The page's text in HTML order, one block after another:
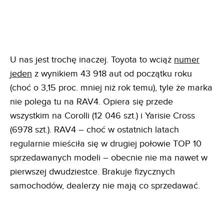
U nas jest trochę inaczej. Toyota to wciąż numer
jeden z wynikiem 43 918 aut od początku roku
(choć o 3,15 proc. mniej niż rok temu), tyle że marka
nie polega tu na RAV4. Opiera się przede
wszystkim na Corolli (12 046 szt.) i Yarisie Cross
(6978 szt.). RAV4 – choć w ostatnich latach
regularnie mieściła się w drugiej połowie TOP 10
sprzedawanych modeli – obecnie nie ma nawet w
pierwszej dwudziestce. Brakuje fizycznych
samochodów, dealerzy nie mają co sprzedawać.